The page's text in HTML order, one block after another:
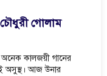
গোলাম
অনেক কালজয়ী গানের
অসুস্থ। আজ উনার